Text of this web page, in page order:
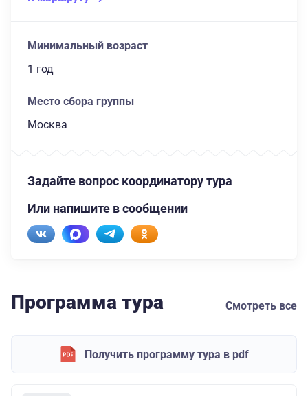
Минимальный возраст
1 год
Место сбора группы
Москва
Задайте вопрос координатору тура
Или напишите в сообщении
Программа тура Смотреть все
Получить программу тура в pdf